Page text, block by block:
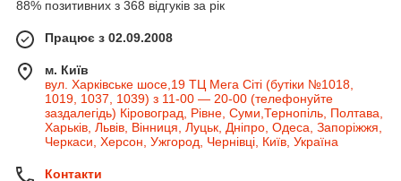
88% позитивних з 368 відгуків за рік
Працює з 02.09.2008
м. Київ
вул. Харківське шосе,19 ТЦ Мега Сіті (бутіки №1018,
1019, 1037, 1039) з 11-00 — 20-00 (телефонуйте
заздалегідь) Кіровоград, Рівне, Суми,Тернопіль, Полтава,
Харьків, Львів, Вінниця, Луцьк, Дніпро, Одеса, Запоріжжя,
Черкаси, Херсон, Ужгород, Чернівці, Київ, Україна
Контакти